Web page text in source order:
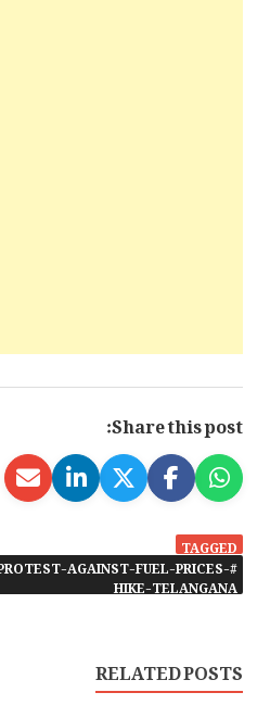
Share this post:
TAGGED
AGAINST-FUEL-PRICES-
HIKE-TELANGANA
RELATED POSTS